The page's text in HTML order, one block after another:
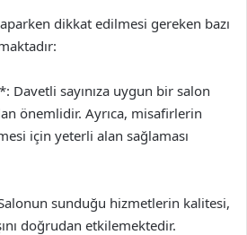
dikkat edilmesi gereken bazı
Davetli sayınıza uygun bir salon
önemlidir. Ayrıca, misafirlerin
için yeterli alan sağlaması
sunduğu hizmetlerin kalitesi,
doğrudan etkilemektedir.